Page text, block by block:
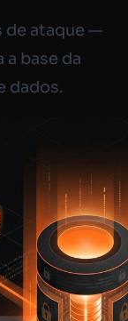
de ataque —
base da
dados.